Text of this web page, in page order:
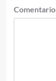
Comentario